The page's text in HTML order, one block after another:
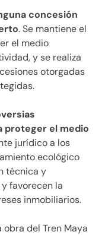
concesión
. Se mantiene el
el medio
y se realiza
otorgadas
proteger el medio
jurídico a los
ecológico
técnica y
favorecen la
inmobiliarios.
del Tren Maya